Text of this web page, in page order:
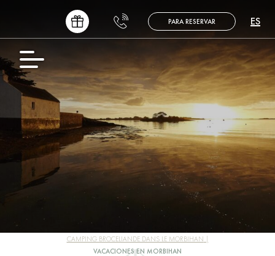
PARA RESERVAR
FR
EN
NL
DE
ES
CAMPING BROCELIANDE DANS LE MORBIHAN
VACACIONES EN MORBIHAN